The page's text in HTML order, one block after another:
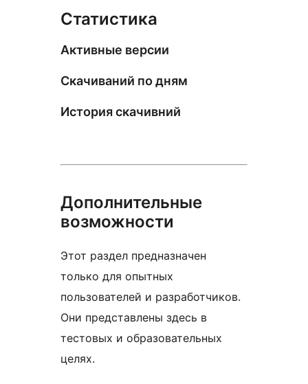
Статистика
Активные версии
Скачиваний по дням
История скачивний
Дополнительные
возможности
Этот раздел предназначен
только для опытных
пользователей и разработчиков.
Они представлены здесь в
тестовых и образовательных
целях.